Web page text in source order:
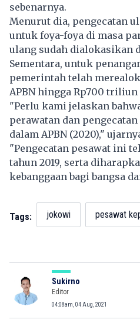
sebenarnya.
Menurut dia, pengecatan
untuk foya-foya di masa
ulang sudah dialokasikan
Sementara, untuk
pemerintah telah
APBN hingga Rp700 triliun
"Perlu kami jelaskan
perawatan dan
dalam APBN (2020),"
"Pengecatan pesawat ini
tahun 2019, serta
kebanggaan bagi bangsa
Tags: jokowi pesawat
Sukirno
Editor
04:08am, 04 Aug, 2021